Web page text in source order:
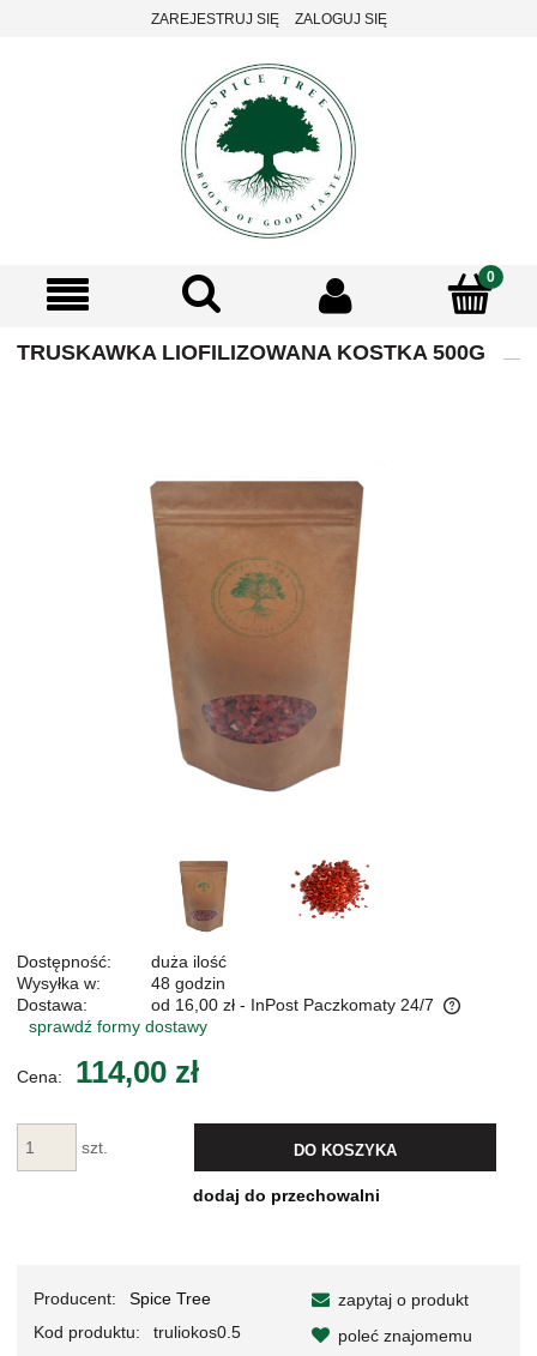
ZAREJESTRUJ SIĘ ZALOGUJ SIĘ
TRUSKAWKA LIOFILIZOWANA KOSTKA 500G
Dostępność:
duża ilość
Wysyłka w:
48 godzin
Dostawa:
od 16,00 zł - InPost Paczkomaty 24/7
Cena nie zawiera ewentualnych kosztów płatności
sprawdź formy dostawy
Cena: 114,00 zł
szt. DO KOSZYKA
dodaj do przechowalni
Producent:
Spice Tree
Kod produktu:
truliokos0.5
zapytaj o produkt
poleć znajomemu